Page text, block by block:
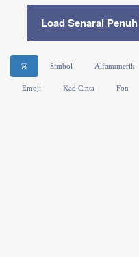
Load Senarai
👗 Simbol Alfanumerik
Emoji Kad Cinta Fon